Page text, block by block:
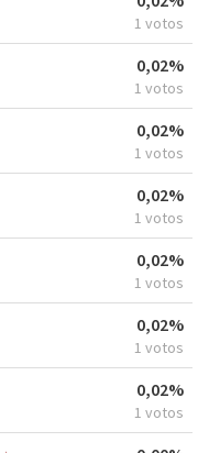
1 votos
0,02%
1 votos
0,02%
1 votos
0,02%
1 votos
0,02%
1 votos
0,02%
1 votos
0,02%
1 votos